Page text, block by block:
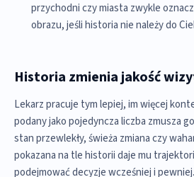
przychodni czy miasta zwykle
obrazu, jeśli historia nie należy do
Historia zmienia jakość
Lekarz pracuje tym lepiej, im więcej
podany jako pojedyncza liczba zmusza
stan przewlekły, świeża zmiana czy
pokazana na tle historii daje mu
podejmować decyzje wcześniej i pewniej.